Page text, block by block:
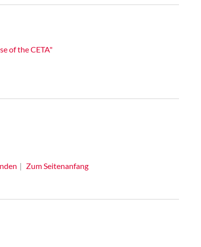
of the CETA"
Zum Seitenanfang